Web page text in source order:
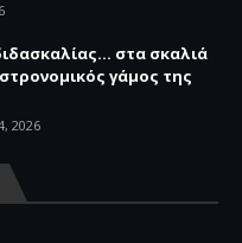
στα σκαλιά
γάμος της
2026